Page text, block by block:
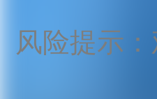
风险提示